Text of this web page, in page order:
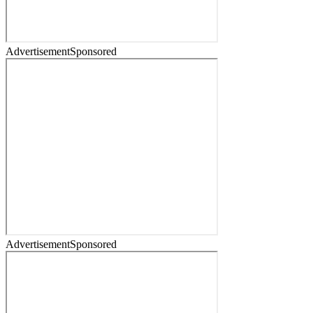
AdvertisementSponsored
AdvertisementSponsored